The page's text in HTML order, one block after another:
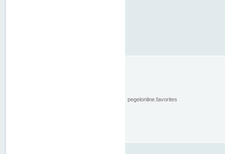
pegelonline.favorites